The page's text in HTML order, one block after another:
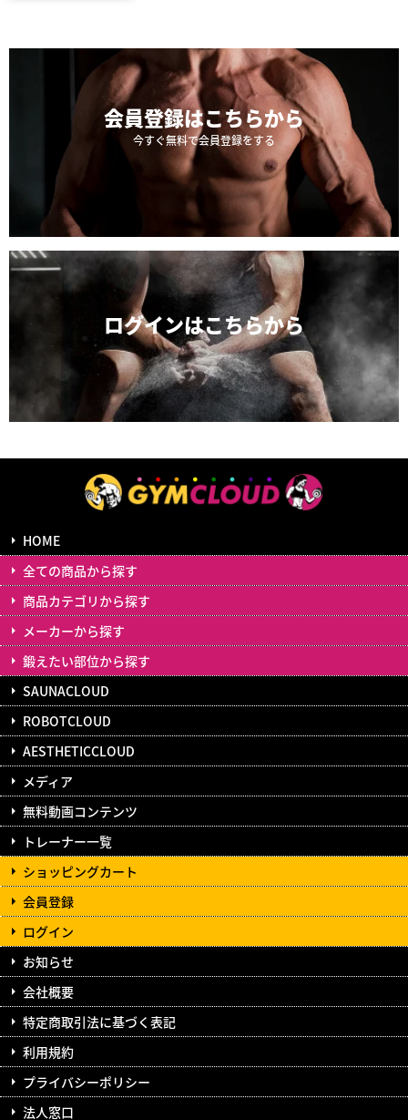
会員登録はこちらから
今すぐ無料で会員登録をする
ログインはこちらから
HOME
全ての商品から探す
商品カテゴリから探す
メーカーから探す
鍛えたい部位から探す
SAUNACLOUD
ROBOTCLOUD
AESTHETICCLOUD
メディア
無料動画コンテンツ
トレーナー一覧
ショッピングカート
会員登録
ログイン
お知らせ
会社概要
特定商取引法に基づく表記
利用規約
プライバシーポリシー
法人窓口